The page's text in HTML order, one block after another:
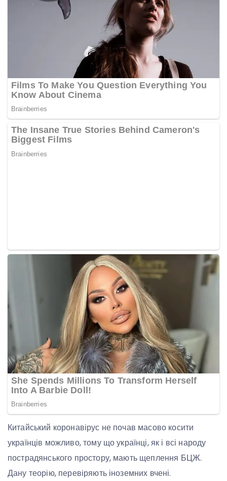
Китайський коронавірус не почав масово косити
українців можливо, тому що українці, як і всі народу
пострадянського простору, мають щеплення БЦЖ.
Дану теорію, перевіряють іноземних вчені.